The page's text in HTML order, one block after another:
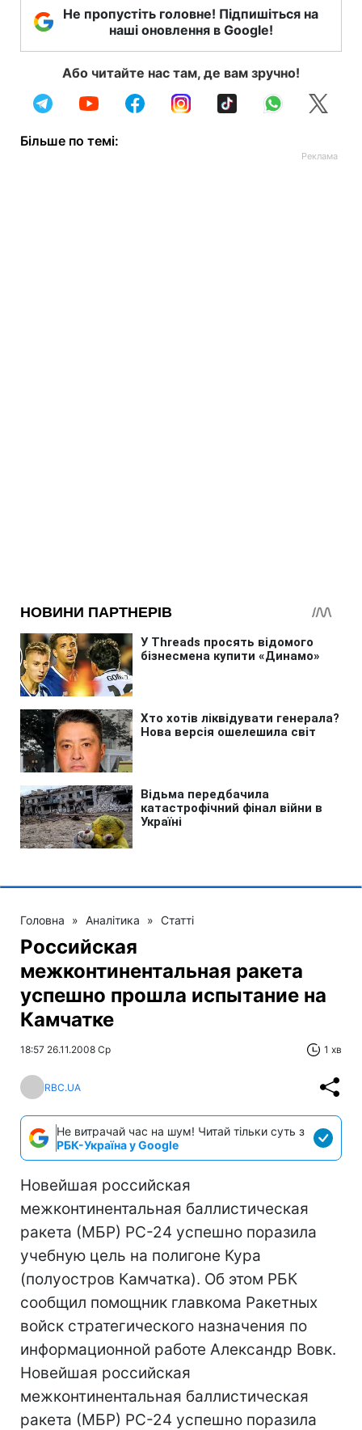
Не пропустіть головне! Підпишіться на
наші оновлення в Google!
Або читайте нас там, де вам зручно!
Більше по темі:
Головна » Аналітика » Статті
Российская
межконтинентальная ракета
успешно прошла испытание на
Камчатке
18:57 26.11.2008 Ср 1 хв
RBC.UA
Не витрачай час на шум! Читай тільки суть з
РБК-Україна у Google
Новейшая российская
межконтинентальная баллистическая
ракета (МБР) РС-24 успешно поразила
учебную цель на полигоне Кура
(полуостров Камчатка). Об этом РБК
сообщил помощник главкома Ракетных
войск стратегического назначения по
информационной работе Александр Вовк.
Новейшая российская
межконтинентальная баллистическая
ракета (МБР) РС-24 успешно поразила